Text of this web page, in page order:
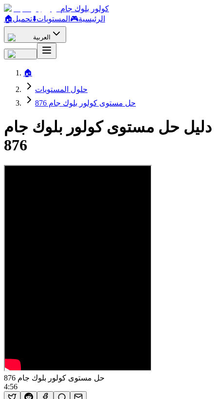
كولور بلوك جام
🏠
الرئيسية🎮 المستويات⬇️تحميل
العربية
🏠
حلول المستويات
حل مستوى كولور بلوك جام 876
دليل حل مستوى كولور بلوك جام
876
حل مستوى كولور بلوك جام 876
4:56